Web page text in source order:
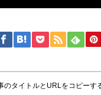
のタイトルとURLをコピーす